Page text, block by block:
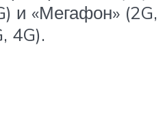
и «Мегафон» (2G,
4G).